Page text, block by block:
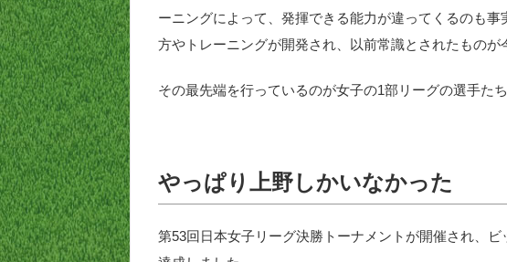
ーニングによって、発揮できる能力が違ってくるのも事
方やトレーニングが開発され、以前常識とされたものが
その最先端を行っているのが女子の1部リーグの選手た
やっぱり上野しかいなかった
第53回日本女子リーグ決勝トーナメントが開催され、